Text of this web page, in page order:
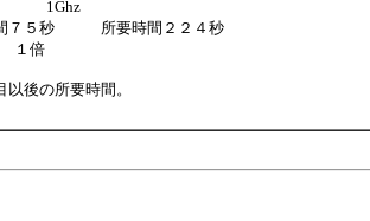
５秒 所要時間２２４秒
倍
後の所要時間。